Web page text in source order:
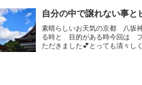
自分の中で譲れない事と
素晴らしいお天気の京都 八坂
る時と 目的がある時今回は フ
ただきました💕とっても清々し